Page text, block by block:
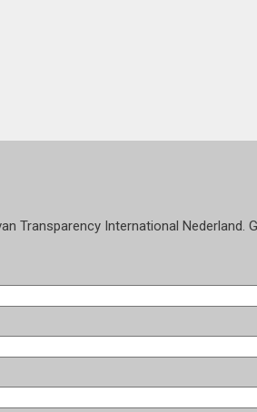
Transparency International Nederland.